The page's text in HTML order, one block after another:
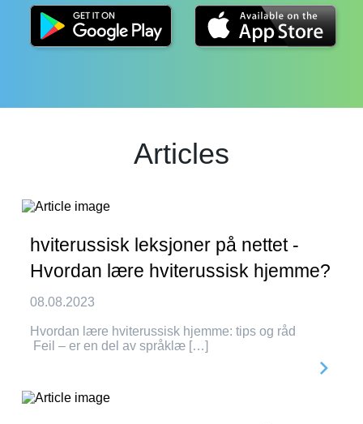
Articles
hviterussisk leksjoner på nettet -
Hvordan lære hviterussisk hjemme?
08.08.2023
Hvordan lære hviterussisk hjemme: tips og råd
Feil – er en del av språklæ […]